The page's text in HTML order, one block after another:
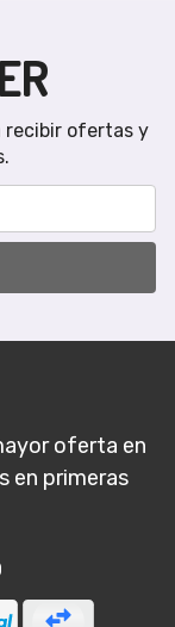
recibir ofertas y
oferta en
en primeras